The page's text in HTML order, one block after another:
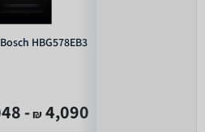
Bosch HBG578EB3
4,090
₪
- 2,048